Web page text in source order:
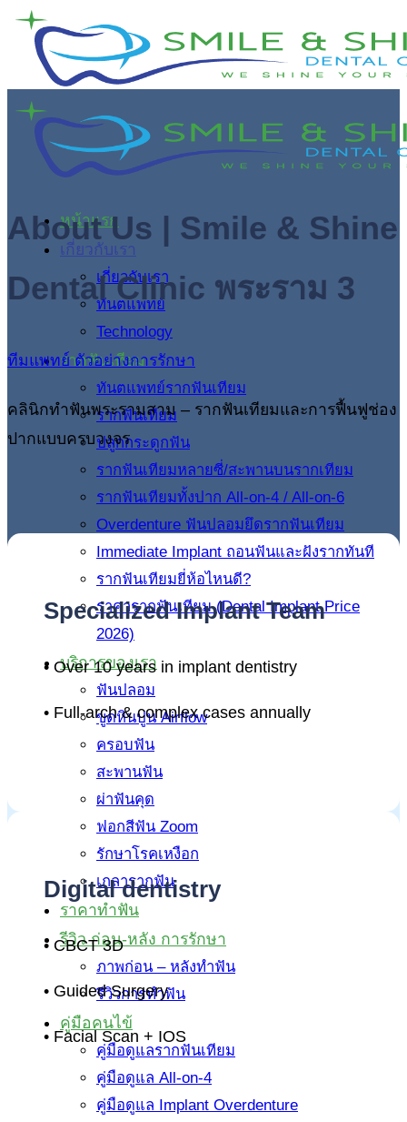
ข้าม
เนื้อหา
หน้าแรก
เกี่ยวกับเรา
เกี่ยวกับเรา
ทันตแพทย์
Technology
รากฟันเทียม
ทันตแพทย์รากฟันเทียม
รากฟันเทียม
ปลูกกระดูกฟัน
รากฟันเทียมหลายซี่/สะพานบนรากเทียม
รากฟันเทียมทั้งปาก All-on-4 / All-on-6
Overdenture ฟันปลอมยึดรากฟันเทียม
Immediate Implant ถอนฟันและฝังรากทันที
รากฟันเทียมยี่ห้อไหนดี?
ราคารากฟันเทียม (Dental Implant Price
2026)
บริการของเรา
ฟันปลอม
ขูดหินปูน Airflow
ครอบฟัน
สะพานฟัน
ผ่าฟันคุด
ฟอกสีฟัน Zoom
รักษาโรคเหงือก
เกลารากฟัน
ราคาทำฟัน
รีวิว ก่อน-หลัง การรักษา
ภาพก่อน – หลังทำฟัน
รีวิวการทำฟัน
คู่มือคนไข้
คู่มือดูแลรากฟันเทียม
คู่มือดูแล All-on-4
คู่มือดูแล Implant Overdenture
About Us | Smile & Shine
Dental Clinic พระราม 3
ทีมแพทย์ ตัวอย่างการรักษา
คลินิกทำฟันพระรามสาม – รากฟันเทียมและการฟื้นฟูช่อง
ปากแบบครบวงจร
Specialized Implant Team
• Over 10 years in implant dentistry
• Full-arch & complex cases annually
Digital dentistry
• CBCT 3D
• Guided Surgery
• Facial Scan + IOS